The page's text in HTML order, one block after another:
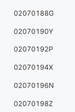
02070188G
02070190Y
02070192P
02070194X
02070196N
02070198Z